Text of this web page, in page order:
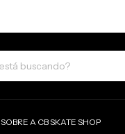
SOBRE A CB SKATE SHOP